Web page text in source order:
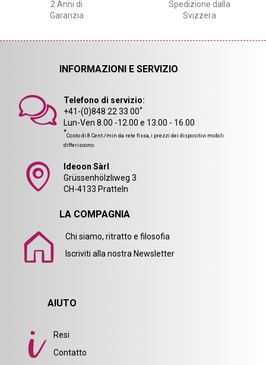
2 Anni di
Garanzia
Spedizione dalla
Svizzera
INFORMAZIONI E SERVIZIO
Telefono di servizio:
+41-(0)848 22 33 00*
Lun-Ven 8.00 -12.00 e 13.00 - 16.00
*Costo di 8 Cent./min da rete fissa, i prezzi dei dispositivi mobili
differiscono.
Ideoon Sàrl
Grüssenhölzliweg 3
CH-4133 Pratteln
LA COMPAGNIA
Chi siamo, ritratto e filosofia
Iscriviti alla nostra Newsletter
AIUTO
Resi
Contatto